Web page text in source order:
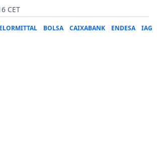
CET
BOLSA CAIXABANK ENDESA IAG